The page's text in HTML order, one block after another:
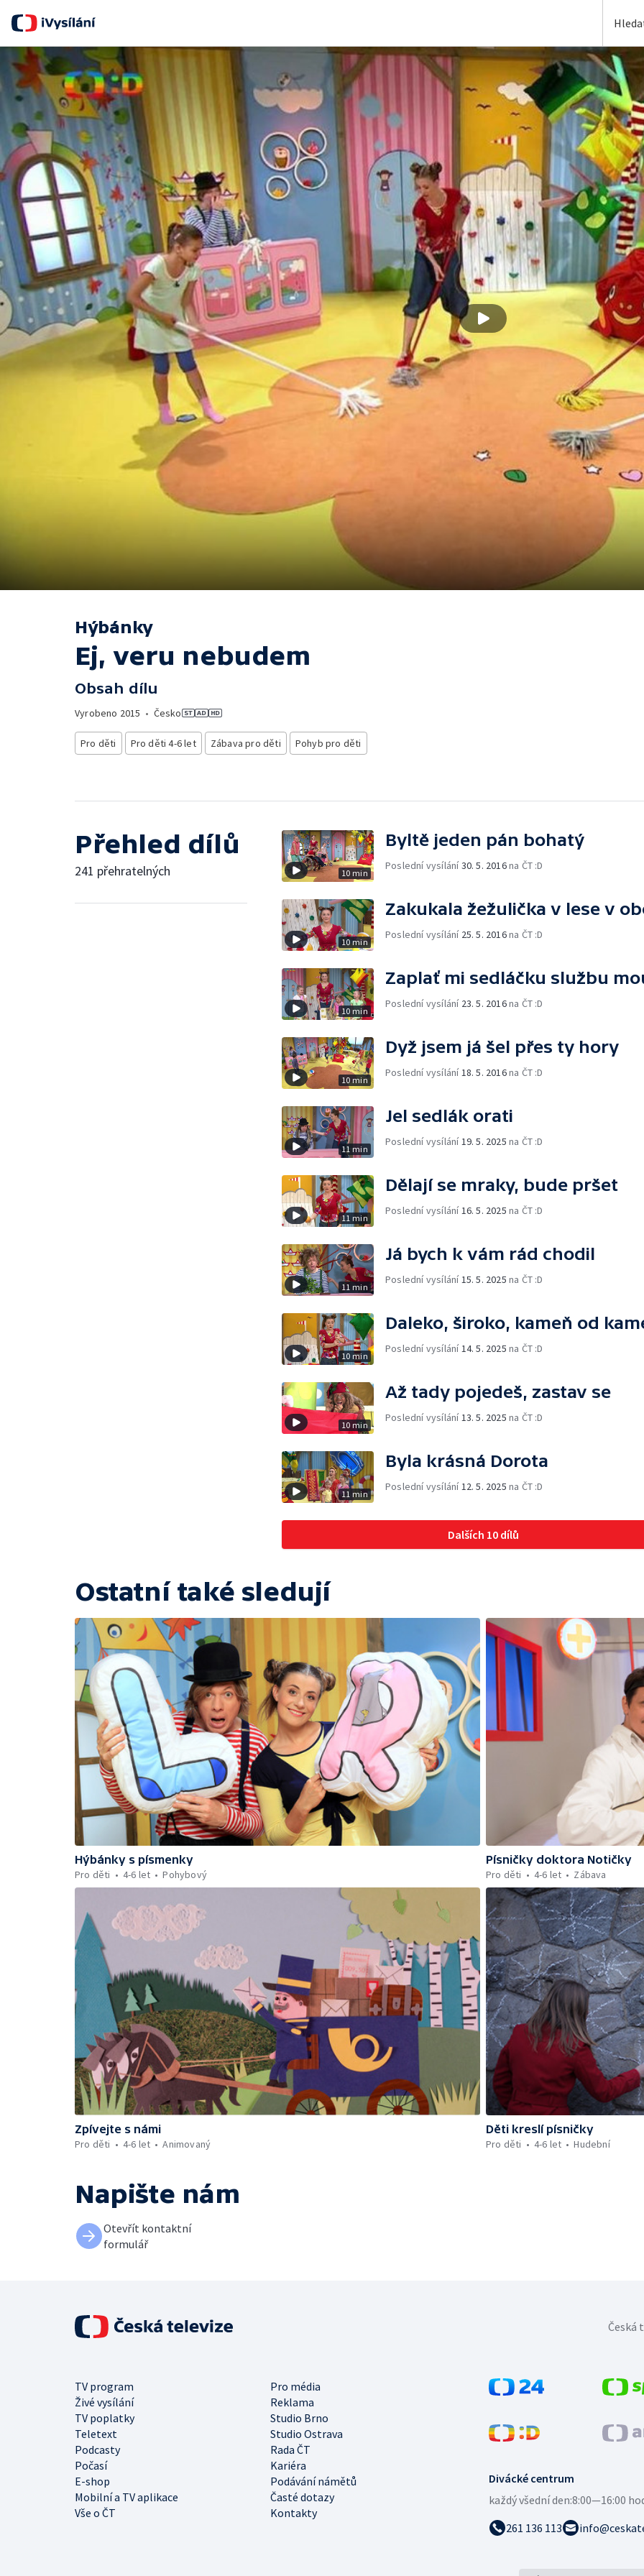
Hýbánky
Ej, veru nebudem
Obsah dílu
Vyrobeno 2015 • Česko
Pro děti Pro děti 4-6 let Zábava pro děti Pohyb pro děti
Přehled dílů
241 přehratelných 10 min
Byltě jeden pán bohatý
Poslední vysílání30. 5. 2016na ČT :D
10 min
Zakukala žežulička v lese v
Poslední vysílání 25. 5. 2016na ČT :D
10 min
Zaplať mi sedláčku službu
Poslední vysílání 23. 5. 2016na ČT :D
10 min
Dyž jsem já šel přes ty hory
Poslední vysílání 18. 5. 2016na ČT :D
11 min
Jel sedlák orati
Poslední vysílání 19. 5. 2025 na ČT :D
11 min
Dělají se mraky, bude pršet
Poslední vysílání 16. 5. 2025 na ČT :D
11 min
Já bych k vám rád chodil
Poslední vysílání 15. 5. 2025 na ČT :D
10 min
Daleko, široko, kameň od
Poslední vysílání 14. 5. 2025 na ČT :D
10 min
Až tady pojedeš, zastav se
Poslední vysílání 13. 5. 2025 na ČT :D
11 min
Byla krásná Dorota
Poslední vysílání 12. 5. 2025 na ČT :D
Dalších 10 dílů
Ostatní také sledují
Hýbánky s písmenky
Pro děti
4-6 let Pohybový
Písničky doktora Notičky
Pro děti
4-6 let Zábava
Zpívejte s námi
Pro děti
4-6 let Animovaný
Děti kreslí písničky
Pro děti
4-6 let Hudební
Napište nám
Otevřít kontaktní
formulář
Divácké centrum
každý všední den:8:00—16:00
261 136 113
TV program
Pro média
Živé vysílání
Reklama
TV poplatky
Studio Brno
Teletext
Studio Ostrava
Podcasty
Rada ČT
Počasí
Kariéra
E-shop
Podávání námětů
Mobilní a TV aplikace
Časté dotazy
Vše o ČT
Kontakty
Česká